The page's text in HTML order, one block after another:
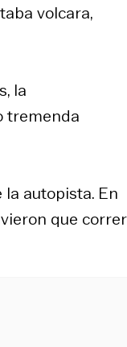
volcara,
la
tremenda
autopista. En
que correr